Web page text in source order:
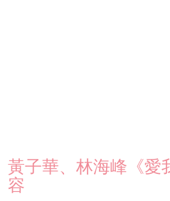
黃子華、林海峰《愛
容